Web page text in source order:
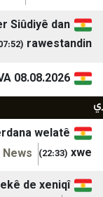
بلومبرگ
بین
خبرگزاری
êrişa li ser
(07:52)
ROJ News
ROJEVA
(07:46)
08/07
vexwend
ROJ News